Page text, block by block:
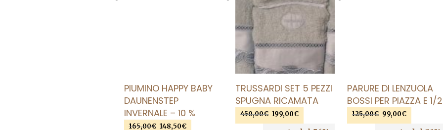
PIUMINO HAPPY BABY
DAUNENSTEP
INVERNALE – 10 %
165,00€ Il148,50€Il
AGGIUNGI ALLA LISTA DEI DESIDERI
TRUSSARDI SET 5 PEZZI
SPUGNA RICAMATA
450,00€ Il
prezzo
199,00€Il
prezzo
AGGIUNGI AL CARRELLO
PARURE DI LENZUOLA
BOSSI PER PIAZZA E 1/2
125,00€ Il
prezzo
99,00€Il
prezzo
AGGIUNGI AL CARRELLO